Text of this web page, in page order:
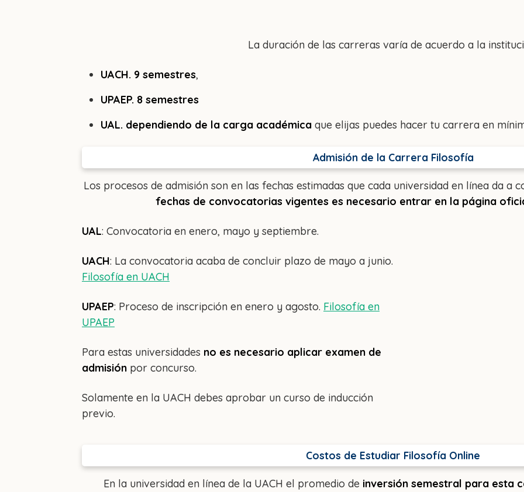
La duración de las carreras varía de acuerdo a la
UACH. 9 semestres,
UPAEP. 8 semestres
UAL. dependiendo de la carga académica que elijas puedes hacer tu carrera en
Admisión de la Carrera Filosofía
Los procesos de admisión son en las fechas estimadas que cada universidad en línea da a
fechas de convocatorias vigentes es necesario entrar en la página
UAL: Convocatoria en enero, mayo y septiembre.
UACH: La convocatoria acaba de concluir plazo de mayo a junio.
Filosofía en UACH
UPAEP: Proceso de inscripción en enero y agosto. Filosofía en
UPAEP
Para estas universidades no es necesario aplicar examen de
admisión por concurso.
Solamente en la UACH debes aprobar un curso de inducción
previo.
Costos de Estudiar Filosofía Online
En la universidad en línea de la UACH el promedio de inversión semestral para esta